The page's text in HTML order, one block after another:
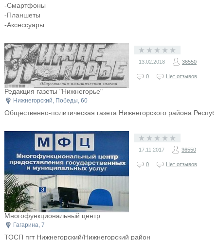
-Смартфоны
-Планшеты
-Аксессуары
Редакция газеты "Нижнегорье"
Нижнегорский, Победы, 60
Общественно-политическая газета Нижнегорского района
13.02.2018 36550
0 Нет отзывов
Многофункциональный центр
Гагарина, 7
ТОСП пгт Нижнегорский/Нижнегорский район
17.11.2017 36550
0 Нет отзывов